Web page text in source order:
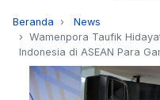
Beranda
News
Wamenpora Taufik
Indonesia di ASEAN Para